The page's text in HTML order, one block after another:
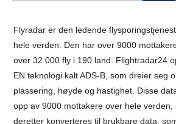
Flyradar er den ledende
hele verden. Den har over 9000
over 32 000 fly i 190 land. Flightradar24
EN teknologi kalt ADS-B, som dreier seg
plassering, høyde og hastighet. Disse
opp av 9000 mottakere over hele verden,
deretter konverteres til brukbare data,